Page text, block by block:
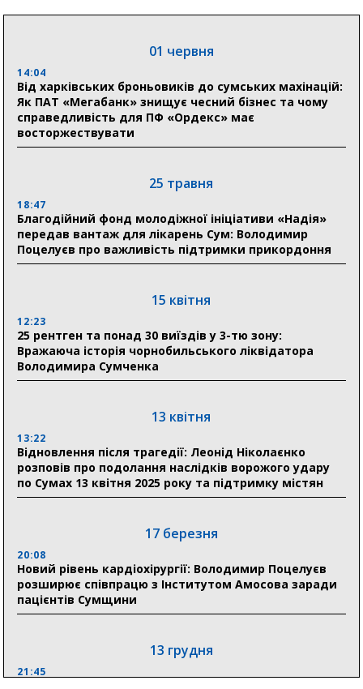
04 серпня
Пенсійний фонд Сумщини спрямував 0,2 млрд грн
на пенсії, страхові виплати та підтримку
прифронтових громад
прифронтової Сумщини: перша група оздоровилася
в Австрії
18:30
Ніколаєнко: у Сумах погодили 115 компенсацій на
відновлення житла майже на 6,6 млн грн
21:01
До 19 400 гривень на паливо: Пенсійний фонд
Сумщини пояснив, як отримати допомогу на зиму
«Укрексімбанк» припиняє виплату пенсій: у
людям
11:00
Артем Кобзар вручив родинам 20 полеглих Героїв
19:38
Сумська клінічна лікарня Святого Пантелеймона
здобула головну відзнаку в медичній сфері України
01 червня
14:04
Від харківських броньовиків до сумських махінацій:
Як ПАТ «Мегабанк» знищує чесний бізнес та чому
справедливість для ПФ «Ордекс» має
восторжествувати
25 травня
18:47
Благодійний фонд молодіжної ініціативи «Надія»
передав вантаж для лікарень Сум: Володимир
Поцелуєв про важливість підтримки прикордоння
15 квітня
12:23
25 рентген та понад 30 виїздів у 3-тю зону:
Вражаюча історія чорнобильського ліквідатора
Володимира Сумченка
13 квітня
13:22
Відновлення після трагедії: Леонід Ніколаєнко
розповів про подолання наслідків ворожого удару
по Сумах 13 квітня 2025 року та підтримку містян
17 березня
20:08
Новий рівень кардіохірургії: Володимир Поцелуєв
розширює співпрацю з Інститутом Амосова заради
пацієнтів Сумщини
13 грудня
21:45